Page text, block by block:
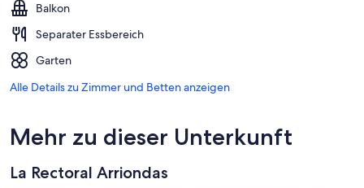
Balkon
Separater Essbereich
Garten
Alle Details zu Zimmer und Betten anzeigen
Mehr zu dieser Unterkunft
La Rectoral Arriondas